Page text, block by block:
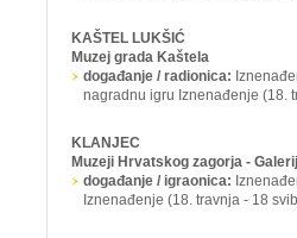
KAŠTEL LUKŠIĆ
Muzej grada Kaštela
događanje / radionica:
nagradnu igru Iznenađenje (18.
KLANJEC
Muzeji Hrvatskog zagorja -
događanje / igraonica:
Iznenađenje (18. travnja - 18